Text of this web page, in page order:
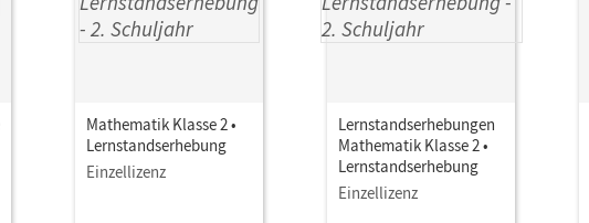
Mathematik Klasse 2 •
Lernstandserhebung
Einzellizenz
Lernstandserhebungen
Mathematik Klasse 2 •
Lernstandserhebung
Einzellizenz